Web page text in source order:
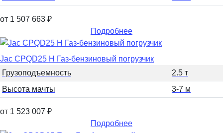
от 1 507 663 ₽
Подробнее
Jac CPQD25 H Газ-бензиновый погрузчик
Грузоподъемность
2.5 т
Высота мачты
3-7 м
от 1 523 007 ₽
Подробнее